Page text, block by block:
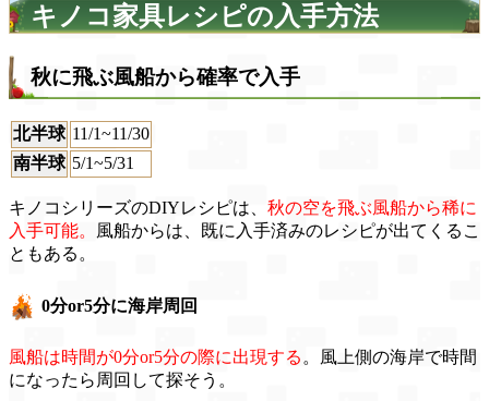
キノコ家具レシピの入手方法
秋に飛ぶ風船から確率で入手
北半球 11/1~11/30
南半球 5/1~5/31
キノコシリーズのDIYレシピは、 秋の空を飛ぶ風船から稀に
入手可能。 風船からは、既に入手済みのレシピが出てくるこ
ともある。
0分or5分に海岸周回
風船は時間が0分or5分の際に出現する 。風上側の海岸で時間
になったら周回して探そう。